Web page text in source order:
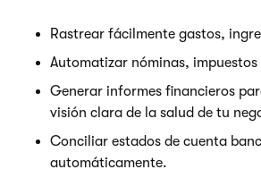
Rastrear fácilmente gastos,
Automatizar nóminas,
Generar informes financieros
visión clara de la salud de tu
Conciliar estados de cuenta
automáticamente.